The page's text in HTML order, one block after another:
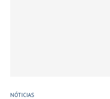
NÓTICIAS